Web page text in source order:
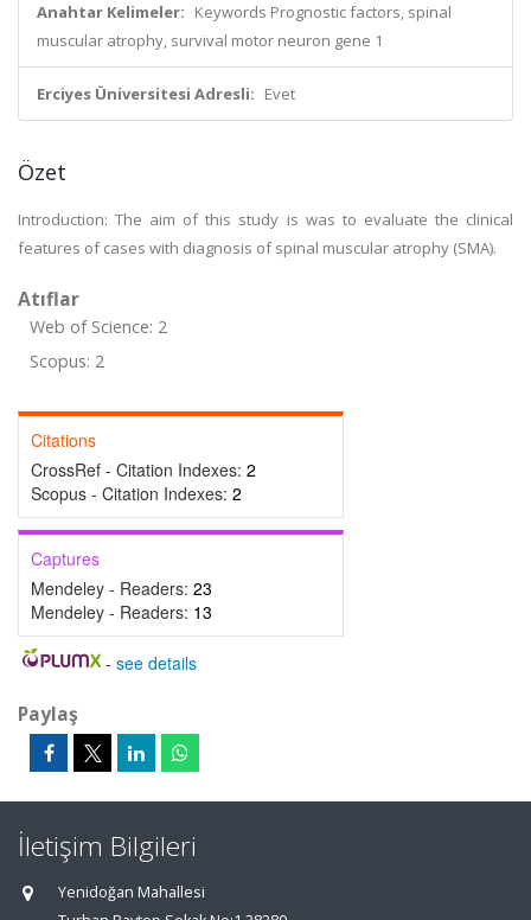
Anahtar Kelimeler: Keywords Prognostic factors, spinal
muscular atrophy, survival motor neuron gene 1
Erciyes Üniversitesi Adresli: Evet
Özet
Introduction: The aim of this study is was to evaluate the clinical
features of cases with diagnosis of spinal muscular atrophy (SMA).
Atıflar
Web of Science: 2
Scopus: 2
Citations
CrossRef - Citation Indexes: 2
Scopus - Citation Indexes: 2
Captures
Mendeley - Readers: 23
Mendeley - Readers: 13
- see details
Paylaş
İletişim Bilgileri
Yenidoğan Mahallesi